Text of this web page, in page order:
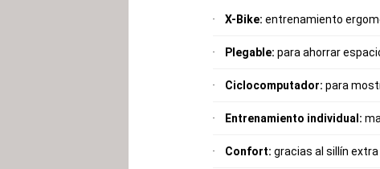
X-Bike: entrenamiento
Plegable: para ahorrar
Ciclocomputador: para
Entrenamiento individual:
Confort: gracias al sillín